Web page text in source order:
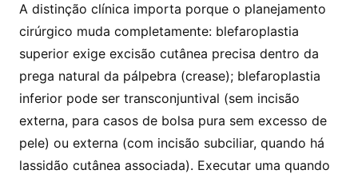
A distinção clínica importa porque o planejamento
cirúrgico muda completamente: blefaroplastia
superior exige excisão cutânea precisa dentro da
prega natural da pálpebra (crease); blefaroplastia
inferior pode ser transconjuntival (sem incisão
externa, para casos de bolsa pura sem excesso de
pele) ou externa (com incisão subciliar, quando há
lassidão cutânea associada). Executar uma quando